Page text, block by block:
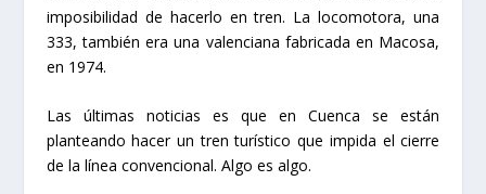
imposibilidad de hacerlo en tren. La locomotora, una
333, también era una valenciana fabricada en Macosa,
en 1974.
Las últimas noticias es que en Cuenca se están
planteando hacer un tren turístico que impida el cierre
de la línea convencional. Algo es algo.